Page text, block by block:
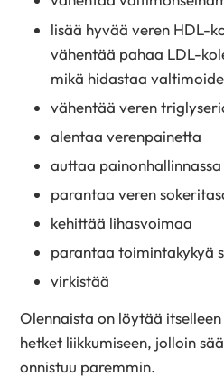
lisää hyvää veren HDL-
vähentää pahaa LDL-
mikä hidastaa
vähentää veren
alentaa verenpainetta
auttaa painonhallinnassa
parantaa veren
kehittää lihasvoimaa
parantaa toimintakykyä
virkistää
Olennaista on löytää
hetket liikkumiseen, jolloin
onnistuu paremmin.